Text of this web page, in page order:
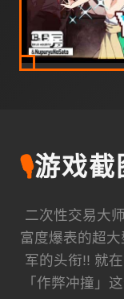
🎙️游戏截
二次性交易大
富度爆表的超
军的头衔!! 就
「作弊冲撞」